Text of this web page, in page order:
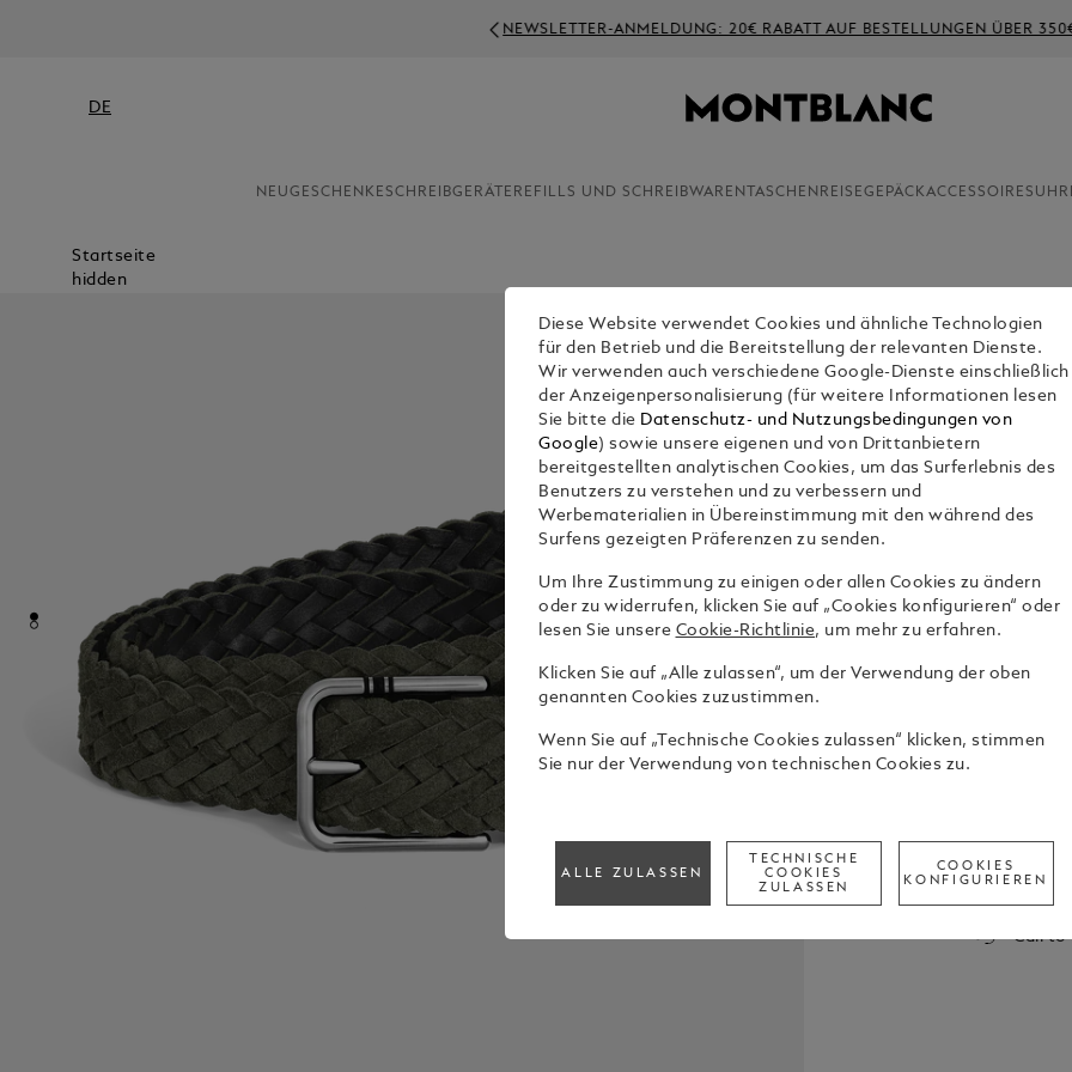
NEWSLETTER-ANMELDUNG: 20€ RABATT AUF BESTELLUNGEN ÜBER 350€
DE
NEUGESCHENKESCHREIBGERÄTE REFILLS UND SCHREIBWAREN TASCHEN REISEGEPÄCKACCESSOIRES
Startseite
hidden
35-MM-
€ 420.00
Verleihen
35-mm-
Schließe.
schlanken,
Riemen
erhält so
sowohl
Check
Call
Diese Website verwendet Cookies und ähnliche Technologien
für den Betrieb und die Bereitstellung der relevanten Dienste.
Wir verwenden auch verschiedene Google-Dienste einschließlich
der Anzeigenpersonalisierung (für weitere Informationen lesen
Sie bitte die
Datenschutz- und Nutzungsbedingungen von
Google) sowie unsere eigenen und von Drittanbietern
bereitgestellten analytischen Cookies, um das Surferlebnis des
Benutzers zu verstehen und zu verbessern und
Werbematerialien in Übereinstimmung mit den während des
Surfens gezeigten Präferenzen zu senden.
Um Ihre Zustimmung zu einigen oder allen Cookies zu ändern
oder zu widerrufen, klicken Sie auf „Cookies konfigurieren“ oder
lesen Sie unsere Cookie-Richtlinie, um mehr zu erfahren.
Klicken Sie auf „Alle zulassen“, um der Verwendung der oben
genannten Cookies zuzustimmen.
Wenn Sie auf „Technische Cookies zulassen“ klicken, stimmen
Sie nur der Verwendung von technischen Cookies zu.
ALLE ZULASSEN
TECHNISCHE
COOKIES
ZULASSEN
COOKIES
KONFIGURIEREN